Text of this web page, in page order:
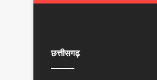
छत्तीसगढ़